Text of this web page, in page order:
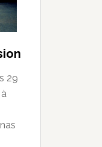
29